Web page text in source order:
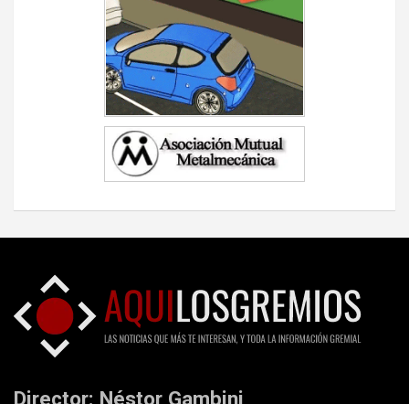
Director: Néstor Gambini